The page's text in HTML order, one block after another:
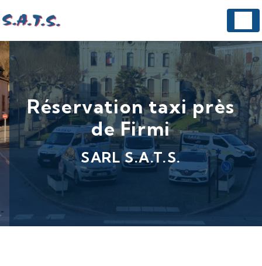
Réservation taxi près
de Firmi
SARL S.A.T.S.